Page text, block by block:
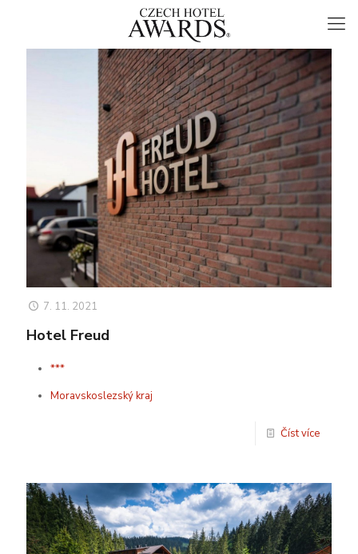
7. 11. 2021
Hotel Freud
***
Moravskoslezský kraj
Číst více